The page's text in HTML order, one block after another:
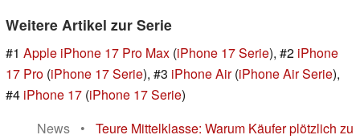
Weitere Artikel zur Serie
#1 Apple iPhone 17 Pro Max (iPhone 17 Serie), #2 iPhone
17 Pro (iPhone 17 Serie), #3 iPhone Air(iPhone Air Serie),
#4 iPhone 17 (iPhone 17 Serie)
News
•
Teure Mittelklasse: Warum Käufer plötzlich zu